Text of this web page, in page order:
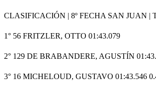
CLASIFICACIÓN | 8º FECHA SAN JUAN |
1° 56 FRITZLER, OTTO 01:43.079
2° 129 DE BRABANDERE, AGUSTÍN
3° 16 MICHELOUD, GUSTAVO 01:43.546